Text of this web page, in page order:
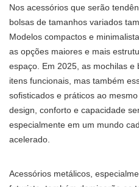
Nos acessórios que serão
bolsas de tamanhos variados
Modelos compactos e
as opções maiores e mais
espaço. Em 2025, as mochilas
itens funcionais, mas também
sofisticados e práticos ao
design, conforto e capacidade
especialmente em um mundo
acelerado.
Acessórios metálicos,